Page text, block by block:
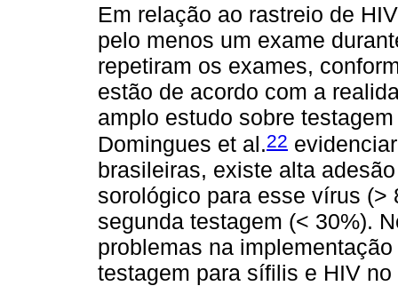
Em relação ao rastreio de
pelo menos um exame
repetiram os exames,
estão de acordo com a
amplo estudo sobre
Domingues et al.22
brasileiras, existe alta
sorológico para esse vírus
segunda testagem (< 30%).
problemas na
testagem para sífilis e HIV